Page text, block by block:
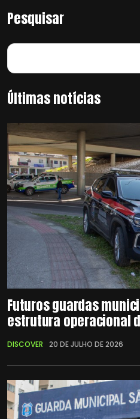
Pesquisar
Últimas notícias
Futuros guardas
estrutura operacional
DISCOVER 20 DE JULHO DE 2026